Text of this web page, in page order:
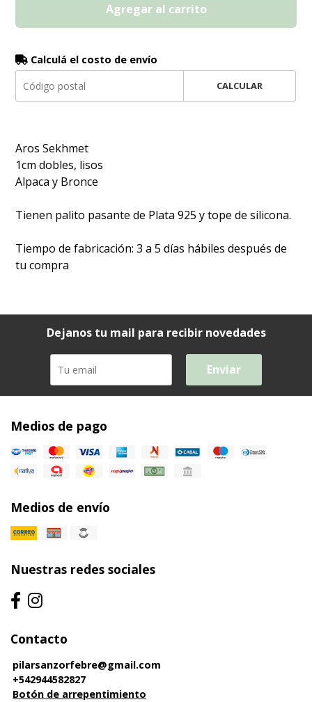
Agregar al carrito
Calculá el costo de envío
CALCULAR
Aros Sekhmet
1cm dobles, lisos
Alpaca y Bronce
Tienen palito pasante de Plata 925 y tope de silicona.
Tiempo de fabricación: 3 a 5 días hábiles después de
tu compra
Dejanos tu mail para recibir novedades
Enviar
Medios de pago
Medios de envío
Nuestras redes sociales
Contacto
pilarsanzorfebre@gmail.com
+542944582827
Botón de arrepentimiento